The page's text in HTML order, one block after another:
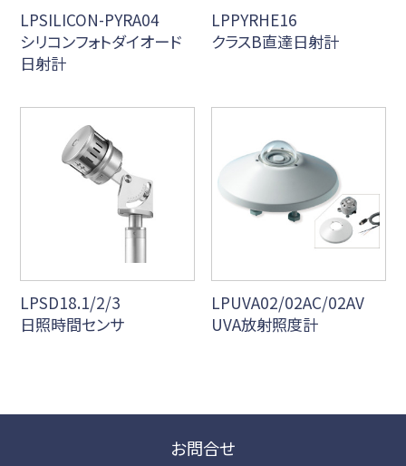
LPSILICON-PYRA04
シリコンフォトダイオード
日射計
LPPYRHE16
クラスB直達日射計
LPSD18.1/2/3
日照時間センサ
LPUVA02/02AC/02AV
UVA放射照度計
お問合せ